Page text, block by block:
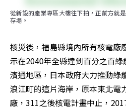
從新設的產業專區大樓往下拍，正前方就
存場。
核災後，福島縣境內所有核電廠
示在2040年全縣達到百分之百
濱通地區，日本政府大力推動綠
浪江町的這片海岸，原本東北電
廠，311之後核電計畫中止，